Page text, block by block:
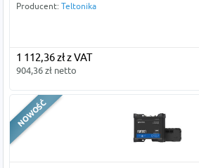
Producent: Teltonika
1 112,36 zł z VAT
904,36 zł netto